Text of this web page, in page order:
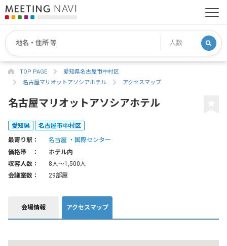
TOP PAGE
愛知県名古屋市中村区
名古屋マリオットアソシアホテル
アクセスマップ
名古屋マリオットアソシアホテル
愛知県 名古屋市中村区
最寄り駅： 名古屋
国際センター
価格帯 ：
ホテル内
収容人数：
8人〜1,500人
会議室数：
29部屋
会場情報 アクセスマップ